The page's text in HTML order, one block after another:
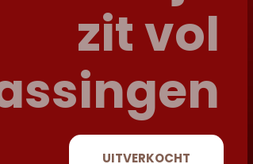
zit vol
UITVERKOCHT